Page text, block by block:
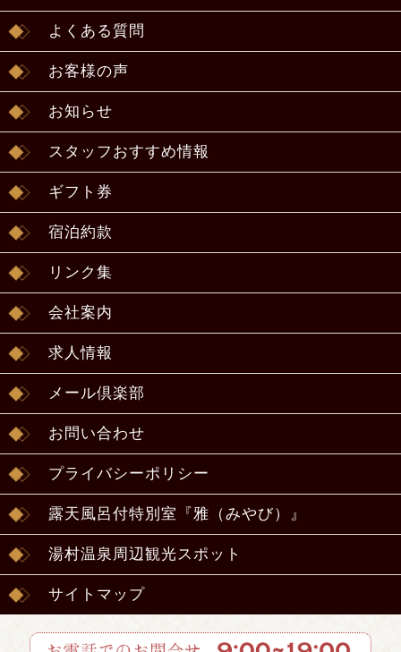
よくある質問
お客様の声
お知らせ
スタッフおすすめ情報
ギフト券
宿泊約款
リンク集
会社案内
求人情報
メール倶楽部
お問い合わせ
プライバシーポリシー
露天風呂付特別室『雅（みやび）』
湯村温泉周辺観光スポット
サイトマップ